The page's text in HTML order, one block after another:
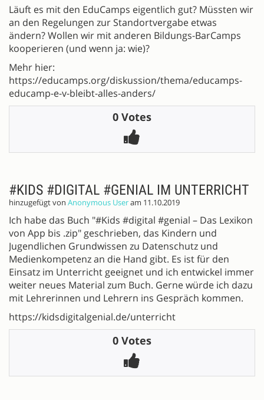
Läuft es mit den EduCamps eigentlich gut? Müssten wir
an den Regelungen zur Standortvergabe etwas
ändern? Wollen wir mit anderen Bildungs-BarCamps
kooperieren (und wenn ja: wie)?
Mehr hier:
https://educamps.org/diskussion/thema/educamps-
educamp-e-v-bleibt-alles-anders/
0 Votes
#KIDS #DIGITAL #GENIAL IM UNTERRICHT
hinzugefügt von Anonymous Useram 11.10.2019
Ich habe das Buch "#Kids #digital #genial – Das Lexikon
von App bis .zip" geschrieben, das Kindern und
Jugendlichen Grundwissen zu Datenschutz und
Medienkompetenz an die Hand gibt. Es ist für den
Einsatz im Unterricht geeignet und ich entwickel immer
weiter neues Material zum Buch. Gerne würde ich dazu
mit Lehrerinnen und Lehrern ins Gespräch kommen.
https://kidsdigitalgenial.de/unterricht
0 Votes